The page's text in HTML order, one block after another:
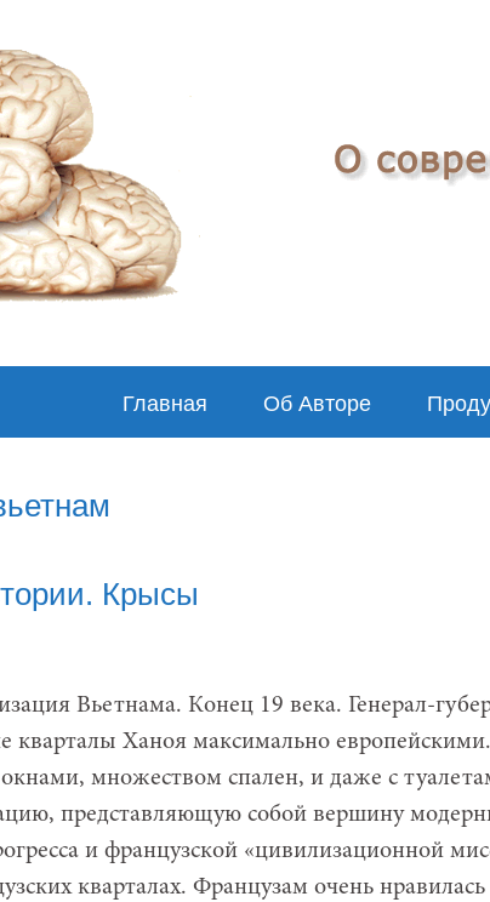
Главная Об Авторе
Крысы
Вьетнама. Конец 19 века. Генерал-
кварталы Ханоя максимально
множеством спален, и даже с
представляющую собой вершину
и французской «цивилизационной
кварталах. Французам очень